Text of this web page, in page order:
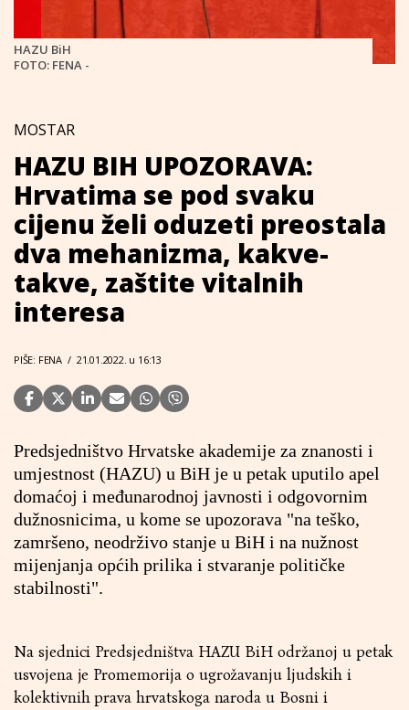
HAZU BiH
FOTO: FENA -
MOSTAR
HAZU BIH UPOZORAVA:
Hrvatima se pod svaku
cijenu želi oduzeti preostala
dva mehanizma, kakve-
takve, zaštite vitalnih
interesa
PIŠE: FENA / 21.01.2022. u 16:13
Predsjedništvo Hrvatske akademije za znanosti i
umjestnost (HAZU) u BiH je u petak uputilo apel
domaćoj i međunarodnoj javnosti i odgovornim
dužnosnicima, u kome se upozorava "na teško,
zamršeno, neodrživo stanje u BiH i na nužnost
mijenjanja općih prilika i stvaranje političke
stabilnosti".
Na sjednici Predsjedništva HAZU BiH održanoj u petak
usvojena je Promemorija o ugrožavanju ljudskih i
kolektivnih prava hrvatskoga naroda u Bosni i